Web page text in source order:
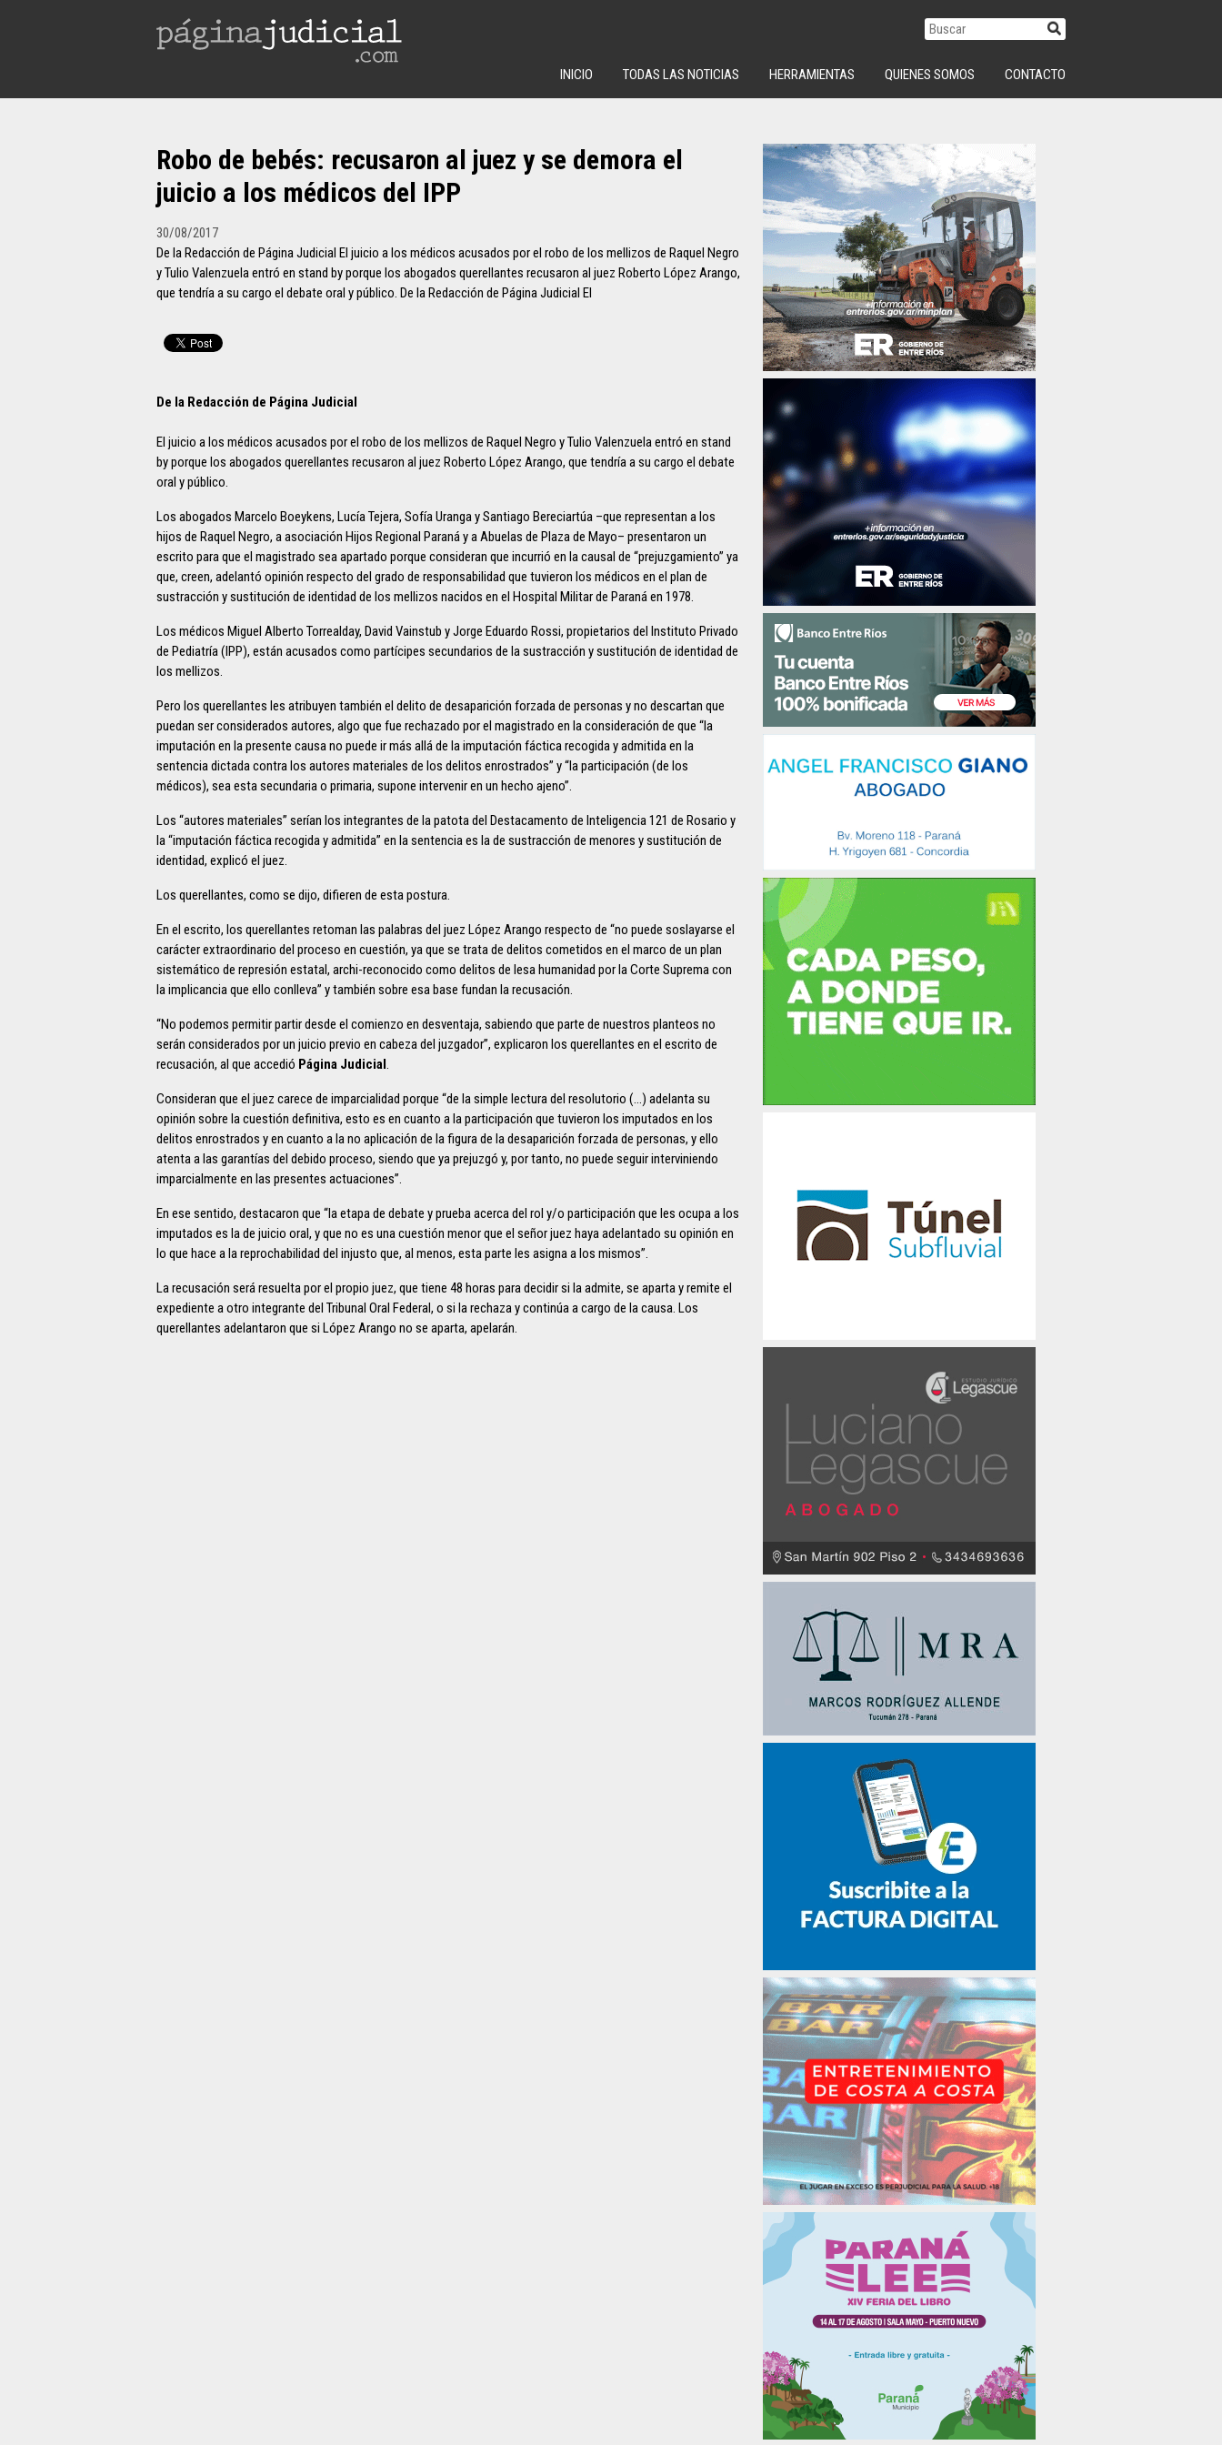
INICIO TODAS LAS NOTICIAS HERRAMIENTAS QUIENES SOMOS CONTACTO
Robo de bebés: recusaron al juez y se demora el
juicio a los médicos del IPP
30/08/2017
De la Redacción de Página Judicial El juicio a los médicos acusados por el robo de los mellizos de Raquel Negro
y Tulio Valenzuela entró en stand by porque los abogados querellantes recusaron al juez Roberto López Arango,
que tendría a su cargo el debate oral y público. De la Redacción de Página Judicial El
De la Redacción de Página Judicial
El juicio a los médicos acusados por el robo de los mellizos de Raquel Negro y Tulio Valenzuela entró en stand
by porque los abogados querellantes recusaron al juez Roberto López Arango, que tendría a su cargo el debate
oral y público.
Los abogados Marcelo Boeykens, Lucía Tejera, Sofía Uranga y Santiago Bereciartúa –que representan a los
hijos de Raquel Negro, a asociación Hijos Regional Paraná y a Abuelas de Plaza de Mayo– presentaron un
escrito para que el magistrado sea apartado porque consideran que incurrió en la causal de “prejuzgamiento” ya
que, creen, adelantó opinión respecto del grado de responsabilidad que tuvieron los médicos en el plan de
sustracción y sustitución de identidad de los mellizos nacidos en el Hospital Militar de Paraná en 1978.
Los médicos Miguel Alberto Torrealday, David Vainstub y Jorge Eduardo Rossi, propietarios del Instituto Privado
de Pediatría (IPP), están acusados como partícipes secundarios de la sustracción y sustitución de identidad de
los mellizos.
Pero los querellantes les atribuyen también el delito de desaparición forzada de personas y no descartan que
puedan ser considerados autores, algo que fue rechazado por el magistrado en la consideración de que “la
imputación en la presente causa no puede ir más allá de la imputación fáctica recogida y admitida en la
sentencia dictada contra los autores materiales de los delitos enrostrados” y “la participación (de los
médicos), sea esta secundaria o primaria, supone intervenir en un hecho ajeno”.
Los “autores materiales” serían los integrantes de la patota del Destacamento de Inteligencia 121 de Rosario y
la “imputación fáctica recogida y admitida” en la sentencia es la de sustracción de menores y sustitución de
identidad, explicó el juez.
Los querellantes, como se dijo, difieren de esta postura.
En el escrito, los querellantes retoman las palabras del juez López Arango respecto de “no puede soslayarse el
carácter extraordinario del proceso en cuestión, ya que se trata de delitos cometidos en el marco de un plan
sistemático de represión estatal, archi-reconocido como delitos de lesa humanidad por la Corte Suprema con
la implicancia que ello conlleva” y también sobre esa base fundan la recusación.
“No podemos permitir partir desde el comienzo en desventaja, sabiendo que parte de nuestros planteos no
serán considerados por un juicio previo en cabeza del juzgador”, explicaron los querellantes en el escrito de
recusación, al que accedió Página Judicial.
Consideran que el juez carece de imparcialidad porque “de la simple lectura del resolutorio (…) adelanta su
opinión sobre la cuestión definitiva, esto es en cuanto a la participación que tuvieron los imputados en los
delitos enrostrados y en cuanto a la no aplicación de la figura de la desaparición forzada de personas, y ello
atenta a las garantías del debido proceso, siendo que ya prejuzgó y, por tanto, no puede seguir interviniendo
imparcialmente en las presentes actuaciones”.
En ese sentido, destacaron que “la etapa de debate y prueba acerca del rol y/o participación que les ocupa a los
imputados es la de juicio oral, y que no es una cuestión menor que el señor juez haya adelantado su opinión en
lo que hace a la reprochabilidad del injusto que, al menos, esta parte les asigna a los mismos”.
La recusación será resuelta por el propio juez, que tiene 48 horas para decidir si la admite, se aparta y remite el
expediente a otro integrante del Tribunal Oral Federal, o si la rechaza y continúa a cargo de la causa. Los
querellantes adelantaron que si López Arango no se aparta, apelarán.